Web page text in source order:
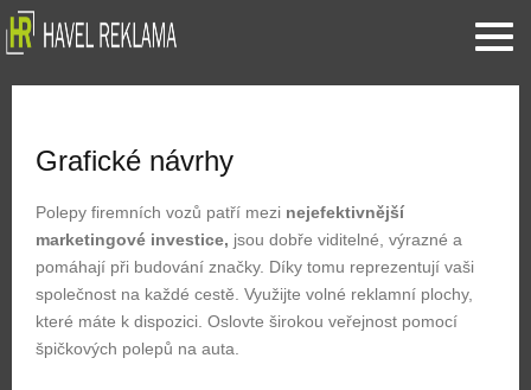
Grafické návrhy
Polepy firemních vozů patří mezi nejefektivnější
marketingové investice, jsou dobře viditelné, výrazné a
pomáhají při budování značky. Díky tomu reprezentují vaši
společnost na každé cestě. Využijte volné reklamní plochy,
které máte k dispozici. Oslovte širokou veřejnost pomocí
špičkových polepů na auta.